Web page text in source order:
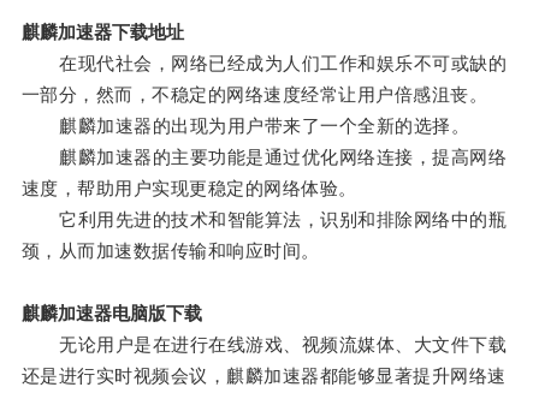
麒麟加速器下载地址
在现代社会，网络已经成为人们工作和娱乐不可或缺的
一部分，然而，不稳定的网络速度经常让用户倍感沮丧。
麒麟加速器的出现为用户带来了一个全新的选择。
麒麟加速器的主要功能是通过优化网络连接，提高网络
速度，帮助用户实现更稳定的网络体验。
它利用先进的技术和智能算法，识别和排除网络中的瓶
颈，从而加速数据传输和响应时间。
麒麟加速器电脑版下载
无论用户是在进行在线游戏、视频流媒体、大文件下载
还是进行实时视频会议，麒麟加速器都能够显著提升网络速